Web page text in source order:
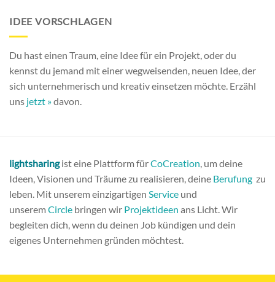
IDEE VORSCHLAGEN
Du hast einen Traum, eine Idee für ein Projekt, oder du
kennst du jemand mit einer wegweisenden, neuen Idee, der
sich unternehmerisch und kreativ einsetzen möchte. Erzähl
uns jetzt »davon.
lightsharingist eine Plattform fürCoCreation , um deine
Ideen, Visionen und Träume zu realisieren, deine Berufung zu
leben. Mit unserem einzigartigen Service und
unseremCircle bringen wir Projektideen ans Licht. Wir
begleiten dich, wenn du deinen Job kündigen und dein
eigenes Unternehmen gründen möchtest.